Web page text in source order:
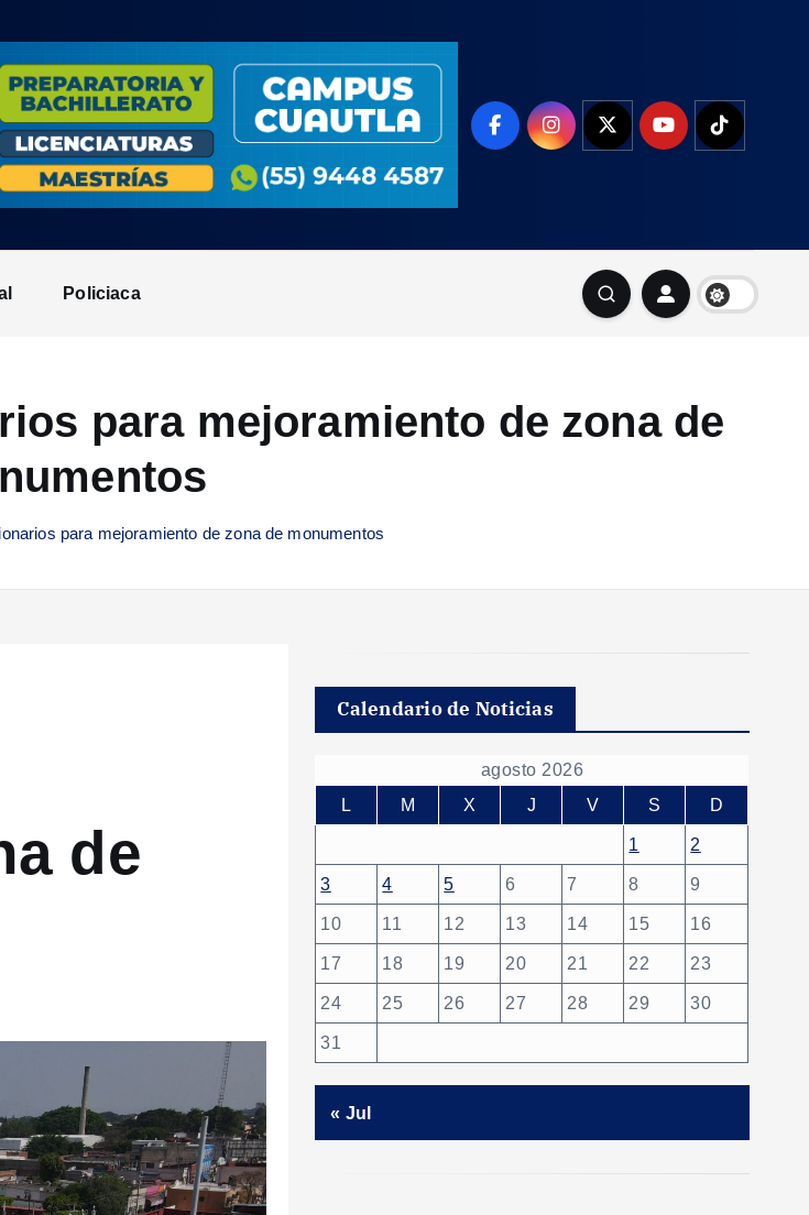
Policiaca
para mejoramiento de zona de
para mejoramiento de zona de monumentos
de
Calendario de Noticias
agosto 2026
L
M X J V S D
1 2
3 4 5 6 7 8 9
10 11 12 13 14 15 16
17 18 19 20 21 22 23
24 25 26 27 28 29 30
31
« Jul